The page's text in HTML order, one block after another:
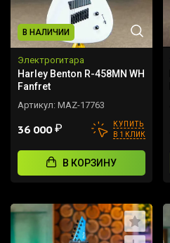
В НАЛИЧИИ
Электрогитара
Harley Benton R-458MN WH
Fanfret
Артикул: MAZ-17763
36 000₽
КУПИТЬ
В 1 КЛИК
В КОРЗИНУ